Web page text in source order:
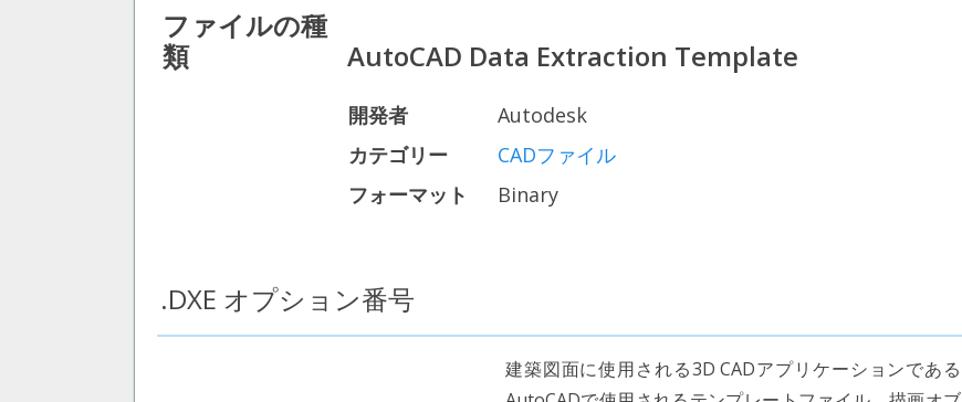
ファイルの種
類
AutoCAD Data Extraction Template
開発者
Autodesk
カテゴリー
CADファイル
フォーマット
Binary
.DXE オプション番号
建築図面に使用される3D CADアプリケーションである